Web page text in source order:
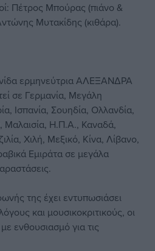
Πέτρος Μπούρας (πιάνο &
Μυτακίδης (κιθάρα).
ερμηνεύτρια ΑΛΕΞΑΝΔΡΑ
σε Γερμανία, Mεγάλη
Ισπανία, Σουηδία, Ολλανδία,
Μαλαισία, Η.Π.Α., Καναδά,
Χιλή, Μεξικό, Κίνα, Λίβανο,
Εμιράτα σε μεγάλα
της έχει εντυπωσιάσει
και μουσικοκριτικούς, οι
ενθουσιασμό για τις